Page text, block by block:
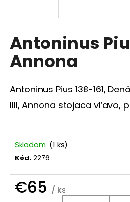
Antoninus
Annona
Antoninus Pius 138-161,
IIII, Annona stojaca vľavo,
Skladom (1 ks)
Kód: 2276
€65 / ks
s
ť
?
O
d
p
o